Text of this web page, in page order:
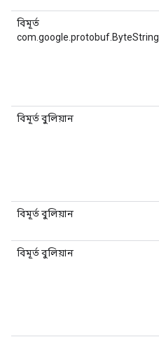
বিমূর্ত
com.google.protobuf.ByteString
বিমূর্ত বুলিয়ান
বিমূর্ত বুলিয়ান
বিমূর্ত বুলিয়ান